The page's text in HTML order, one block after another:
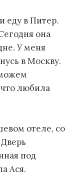
еду в Питер.
она
У меня
в Москву.
любила
отеле, со
под
Ася.